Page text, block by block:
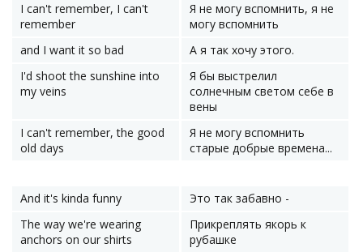
I can't remember, I can't
remember
Я не могу вспомнить, я не
могу вспомнить
and I want it so bad
А я так хочу этого.
I'd shoot the sunshine into
my veins
Я бы выстрелил
солнечным светом себе в
вены
I can't remember, the good
old days
Я не могу вспомнить
старые добрые времена...
And it's kinda funny
Это так забавно -
The way we're wearing
anchors on our shirts
Прикреплять якорь к
рубашке